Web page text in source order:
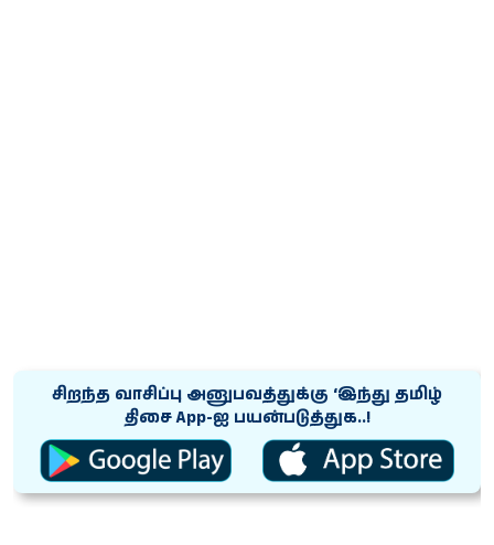
சிறந்த வாசிப்பு அனுபவத்துக்கு ‘இந்து தமிழ்
திசை App-ஐ பயன்படுத்துக..!